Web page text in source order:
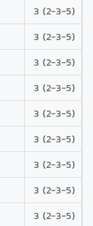
3 (2-3-5)
3 (2-3-5)
3 (2-3-5)
3 (2-3-5)
3 (2-3-5)
3 (2-3-5)
3 (2-3-5)
3 (2-3-5)
3 (2-3-5)